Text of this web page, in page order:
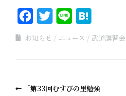
Facebook
Twitter
Line
お知らせ ニュース 武道講習会
「第33回むすびの里勉強